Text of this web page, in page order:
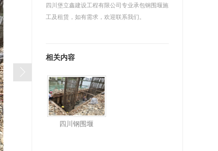
四川堡立鑫建设工程有限公司专业承包钢围堰施
工及租赁，如有需求，欢迎联系我们。
相关内容
四川钢围堰